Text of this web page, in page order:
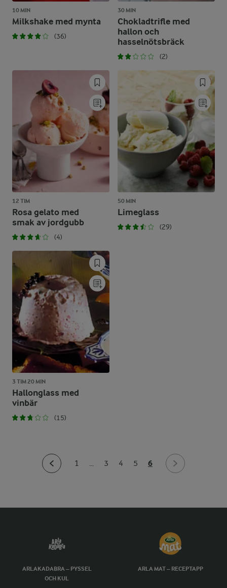
10 MIN
Milkshake med mynta
(36)
30 MIN
Chokladtrifle med
hallon och
hasselnötsbräck
(2)
12 TIM
Rosa gelato med
smak av jordgubb
(4)
50 MIN
Limeglass
(29)
3 TIM 20 MIN
Hallonglass med
vinbär
(15)
1 ... 3 4 5 6
ARLAKADABRA – PYSSEL
OCH KUL
ARLA MAT – RECEPTAPP